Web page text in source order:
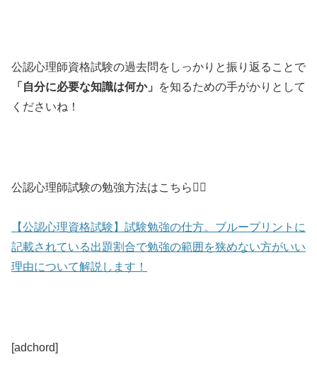
公認心理師資格試験の過去問をしっかりと振り返ることで
「自分に必要な知識は何か」
を知るための手がかりとして
くださいね！
公認心理師試験の勉強方法はこちら💁‍♀️
【公認心理資格試験】試験勉強の仕方。ブループリントに
記載されている出題割合で勉強の範囲を狭めない方がいい
理由について解説します！
[adchord]